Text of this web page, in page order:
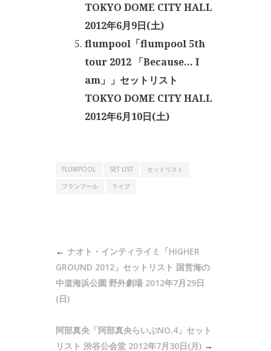
TOKYO DOME CITY HALL
2012年6月9日(土)
flumpool「flumpool 5th
tour 2012 「Because… I
am」」セットリスト
TOKYO DOME CITY HALL
2012年6月10日(土)
FLUMPOOL SET LIST
セットリスト
フランプール
ライブ
ナオト・インティライミ「HIGHER
GROUND 2012」セットリスト 国営海の
中道海浜公園 野外劇場 2012年7月29日
(日)
阿部真央「阿部真央らいぶNO.4」セット
リスト 渋谷公会堂 2012年7月30日(月)